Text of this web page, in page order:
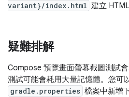
variant}/index.html 建立 HTML
疑難排解
Compose 預覽畫面螢幕截圖測試
測試可能會耗用大量記憶體。您可
gradle.properties 檔案中新增